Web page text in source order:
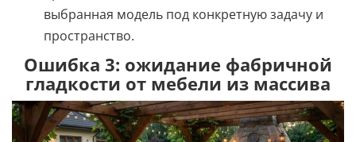
выбранная модель под конкретную задачу и
пространство.
Ошибка 3: ожидание фабричной
гладкости от мебели из массива